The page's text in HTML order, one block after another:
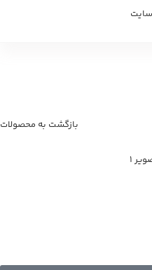
بازگشت به محصولات